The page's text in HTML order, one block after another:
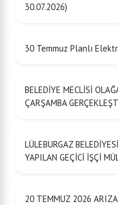
30.07.2026)
30 Temmuz Planlı
BELEDİYE MECLİSİ
ÇARŞAMBA
LÜLEBURGAZ
YAPILAN GEÇİCİ İŞÇİ
20 TEMMUZ 2026